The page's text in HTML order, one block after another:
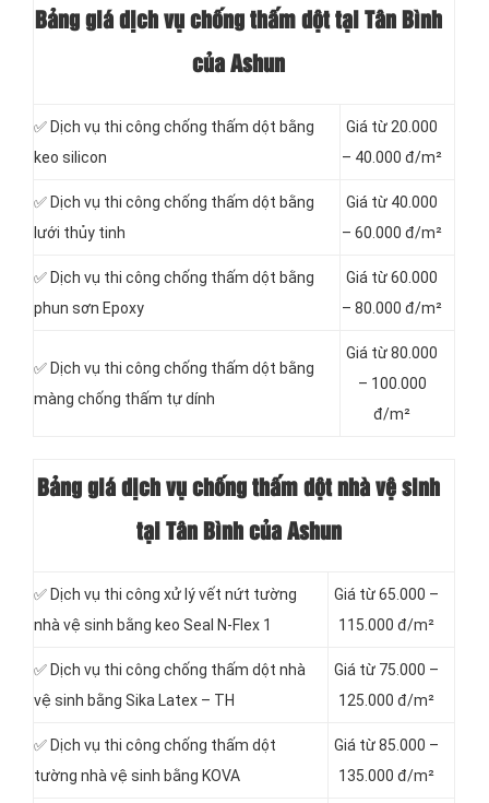
Bảng giá dịch vụ chống thấm dột tại Tân Bình
của Ashun
✅ Dịch vụ thi công chống thấm dột bằng
keo silicon
Giá từ 20.000
– 40.000 đ/m²
✅ Dịch vụ thi công chống thấm dột bằng
lưới thủy tinh
Giá từ 40.000
– 60.000 đ/m²
✅ Dịch vụ thi công chống thấm dột bằng
phun sơn Epoxy
Giá từ 60.000
– 80.000 đ/m²
✅ Dịch vụ thi công chống thấm dột bằng
màng chống thấm tự dính
Giá từ 80.000
– 100.000
đ/m²
Bảng giá dịch vụ chống thấm dột nhà vệ sinh
tại Tân Bình của Ashun
✅ Dịch vụ thi công xử lý vết nứt tường
nhà vệ sinh bằng keo Seal N-Flex 1
Giá từ 65.000 –
115.000 đ/m²
✅ Dịch vụ thi công chống thấm dột nhà
vệ sinh bằng Sika Latex – TH
Giá từ 75.000 –
125.000 đ/m²
✅ Dịch vụ thi công chống thấm dột
tường nhà vệ sinh bằng KOVA
Giá từ 85.000 –
135.000 đ/m²